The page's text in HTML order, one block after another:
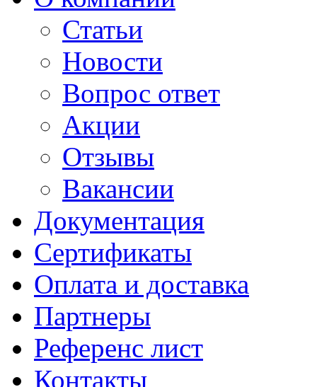
Статьи
Новости
Вопрос ответ
Акции
Отзывы
Вакансии
Документация
Сертификаты
Оплата и доставка
Партнеры
Референс лист
Контакты